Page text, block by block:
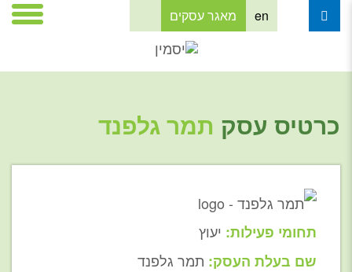
en מאגר עסקים
כרטיס עסק תמר גלפנד
תחומי פעילות: יעוץ
שם בעלת העסק: תמר גלפנד